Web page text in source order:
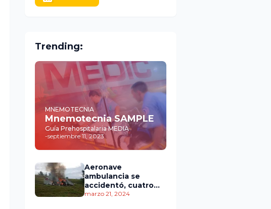
Trending:
MNEMOTECNIA
Mnemotecnia SAMPLE
Guía Prehospitalaria MEDIA
-septiembre 11, 2023
Aeronave
ambulancia se
accidentó, cuatro
personas murieron
marzo 21, 2024